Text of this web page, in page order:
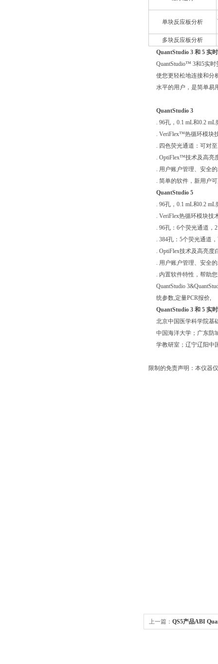
单块反应板分析
多块反应板分析
QuantStudio 3 和 5 实
QuantStudio™ 3和5实
使您更轻松地连接和分
水平的用户，是简单易
QuantStudio 3
. 96孔，0.1 mL和0.2
. VeriFlex™热循环模块
. 四色荧光通道：可对
. OptiFlex™技术及高亮
. 用户账户管理、安全
. 简单的软件，新用户
QuantStudio 5
. 96孔，0.1 mL和0.2
. VeriFlex热循环模块技
. 96孔：6个荧光通道，
. 384孔：5个荧光通道
. OptiFlex技术及高亮度
. 用户账户管理、安全
. 内置软件特性，帮助
QuantStudio
统参数,定量PCR报价,
QuantStudio 3 和 5 实
北京中国医学科学院基
中国海洋大学； 广东防
学教研室； 辽宁辽阳中
限制的免责声明：本仪器
上一篇： QS5产品ABI